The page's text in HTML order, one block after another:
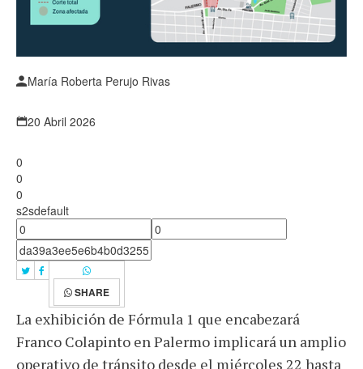
María Roberta Perujo Rivas
20 Abril 2026
0
0
0
s2sdefault
SHARE
La exhibición de Fórmula 1 que encabezará
Franco Colapinto en Palermo implicará un amplio
operativo de tránsito desde el miércoles 22 hasta